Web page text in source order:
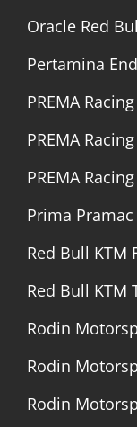
Oracle Red
Pertamina
PREMA
PREMA
PREMA
Prima
Red Bull KTM
Red Bull KTM
Rodin
Rodin
Rodin